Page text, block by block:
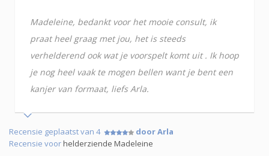
Madeleine, bedankt voor het mooie consult, ik
praat heel graag met jou, het is steeds
verhelderend ook wat je voorspelt komt uit . Ik hoop
je nog heel vaak te mogen bellen want je bent een
kanjer van formaat, liefs Arla.
Recensie geplaatst van 4
door Arla
Recensie voorhelderziende Madeleine